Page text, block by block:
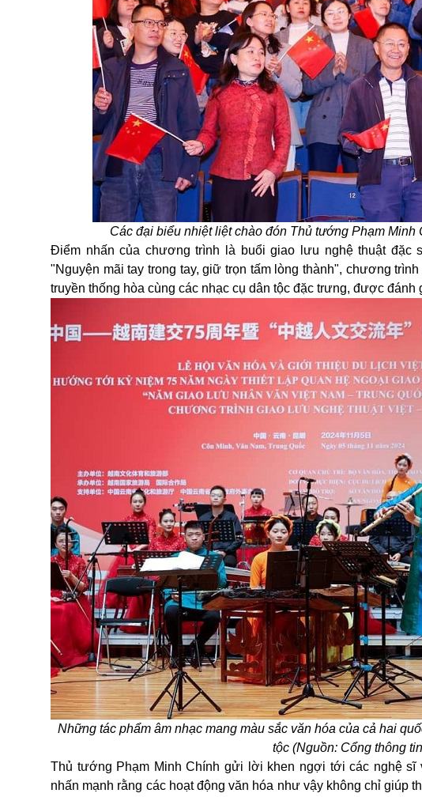
Các đại biểu nhiệt liệt chào đón Thủ tướng Phạm
Điểm nhấn của chương trình là buổi giao lưu nghệ thuật đặc
"Nguyện mãi tay trong tay, giữ trọn tấm lòng thành", chương
truyền thống hòa cùng các nhạc cụ dân tộc đặc trưng, được
Những tác phẩm âm nhạc mang màu sắc văn hóa của cả hai
tộc (Nguồn: Cổng thông
Thủ tướng Phạm Minh Chính gửi lời khen ngợi tới các nghệ
nhấn mạnh rằng các hoạt động văn hóa như vậy không chỉ giúp